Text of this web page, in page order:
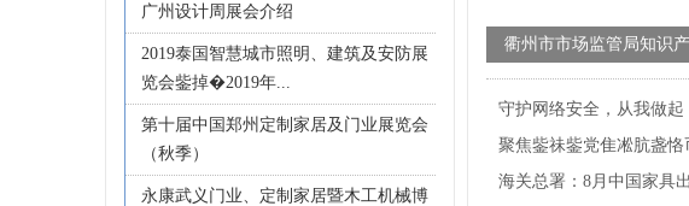
广州设计周展会介绍
2019泰国智慧城市照明、建筑及安防展
览会鈭掉�2019年...
第十届中国郑州定制家居及门业展览会
（秋季）
永康武义门业、定制家居暨木工机械博
门业对外贸易预警点组
年“浙”里有“援”法律服
RCEP政策培训会
守护网络安全，从我做起
聚焦鈭祙鈭党隹凇肮盏
贸...
海关总署：8月中国家具